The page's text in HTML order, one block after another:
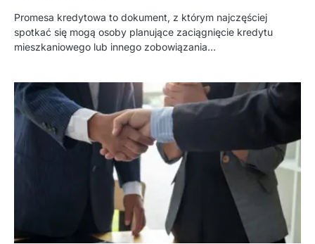
Promesa kredytowa to dokument, z którym najczęściej
spotkać się mogą osoby planujące zaciągnięcie kredytu
mieszkaniowego lub innego zobowiązania…